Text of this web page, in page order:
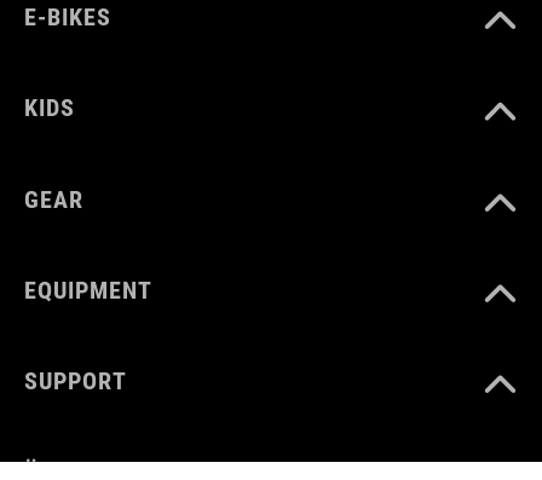
E-BIKES
KIDS
GEAR
EQUIPMENT
SUPPORT